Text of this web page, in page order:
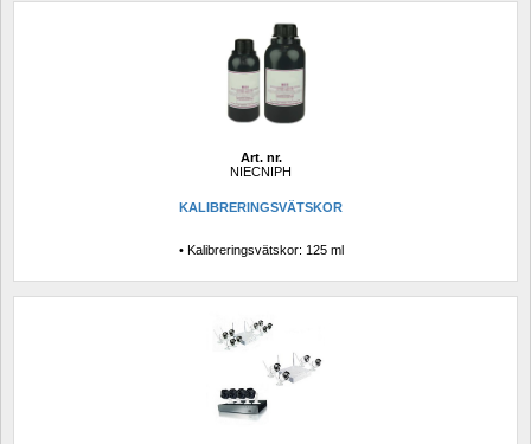
Art. nr.
NIECNIPH
KALIBRERINGSVÄTSKOR
• Kalibreringsvätskor: 125 ml